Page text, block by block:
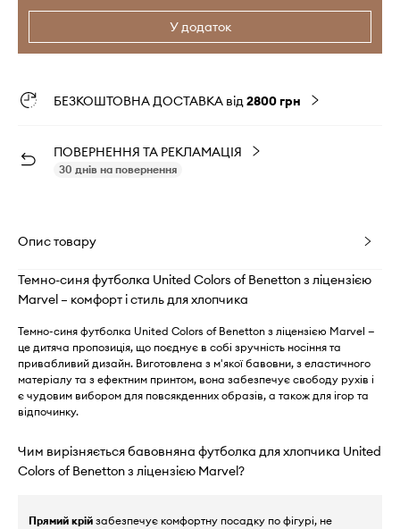
У додаток
БЕЗКОШТОВНА ДОСТАВКА від2800 грн
ПОВЕРНЕННЯ ТА РЕКЛАМАЦІЯ
30 днів на повернення
Опис товару
Темно-синя футболка United Colors of Benetton з ліцензією
Marvel – комфорт і стиль для хлопчика
Темно-синя футболка United Colors of Benetton з ліцензією Marvel —
це дитяча пропозиція, що поєднує в собі зручність носіння та
привабливий дизайн. Виготовлена з м'якої бавовни, з еластичного
матеріалу та з ефектним принтом, вона забезпечує свободу рухів і
є чудовим вибором для повсякденних образів, а також для ігор та
відпочинку.
Чим вирізняється бавовняна футболка для хлопчика United
Colors of Benetton з ліцензією Marvel?
Прямий крій забезпечує комфортну посадку по фігурі, не